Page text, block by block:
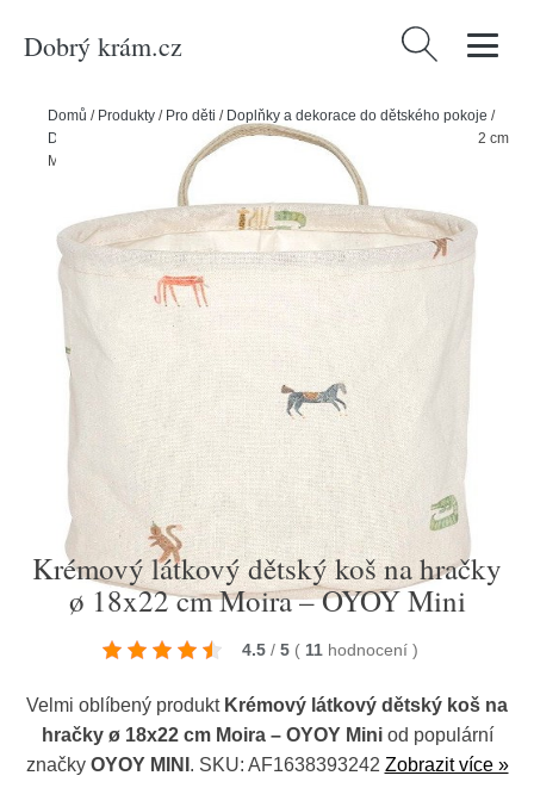
Dobrý krám.cz Vyhledávání
Domů / Produkty / Pro děti / Doplňky a dekorace do dětského pokoje /
Dětské úložné boxy
Krémový látkový dětský koš na hračky ø 18x22 cm
Moira – OYOY Mini
Krémový látkový dětský koš na hračky
ø 18x22 cm Moira – OYOY Mini
4.5 / 5 ( 11 hodnocení )
Velmi oblíbený produkt Krémový látkový dětský koš na
hračky ø 18x22 cm Moira – OYOY Miniod populární
značky OYOY MINI . SKU: AF1638393242 Zobrazit více »